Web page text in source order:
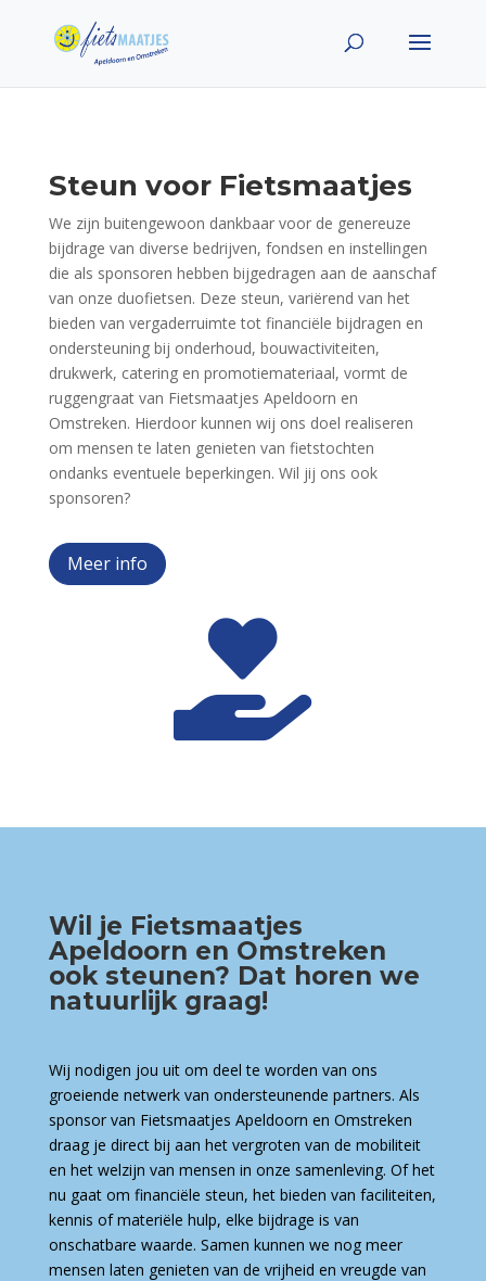
Steun voor Fietsmaatjes
We zijn buitengewoon dankbaar voor de genereuze
bijdrage van diverse bedrijven, fondsen en instellingen
die als sponsoren hebben bijgedragen aan de aanschaf
van onze duofietsen. Deze steun, variërend van het
bieden van vergaderruimte tot financiële bijdragen en
ondersteuning bij onderhoud, bouwactiviteiten,
drukwerk, catering en promotiemateriaal, vormt de
ruggengraat van Fietsmaatjes Apeldoorn en
Omstreken. Hierdoor kunnen wij ons doel realiseren
om mensen te laten genieten van fietstochten
ondanks eventuele beperkingen. Wil jij ons ook
sponsoren?
Meer info

Wil je Fietsmaatjes
Apeldoorn en Omstreken
ook steunen? Dat horen we
natuurlijk graag!
Wij nodigen jou uit om deel te worden van ons
groeiende netwerk van ondersteunende partners. Als
sponsor van Fietsmaatjes Apeldoorn en Omstreken
draag je direct bij aan het vergroten van de mobiliteit
en het welzijn van mensen in onze samenleving. Of het
nu gaat om financiële steun, het bieden van faciliteiten,
kennis of materiële hulp, elke bijdrage is van
onschatbare waarde. Samen kunnen we nog meer
mensen laten genieten van de vrijheid en vreugde van